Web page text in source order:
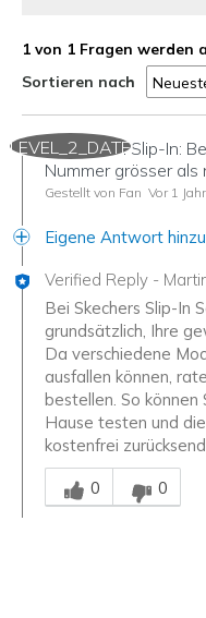
1 von 1 Fragen werden
Sortieren nach
LEVEL_2_DATE
Grösse bei Slip-In:
Nummer grösser
Gestellt von Fan Vor 1 Jahr
Eigene Antwort
Verified Reply -
Bei Skechers Slip-In
grundsätzlich, Ihre
Da verschiedene
ausfallen können,
bestellen. So
Hause testen und
kostenfrei
Mitarbeiter-Gutachter
0
0